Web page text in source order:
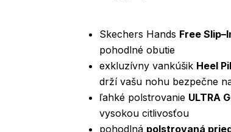
Skechers Hands Free
pohodlné obutie
exkluzívny vankúšik Heel
drží vašu nohu bezpečne
ľahké polstrovanie ULTRA
vysokou citlivosťou
pohodlná polstrovaná